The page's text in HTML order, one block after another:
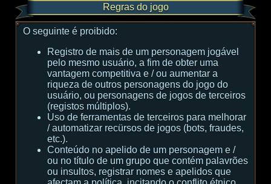
Regras do jogo
O seguinte é proibido:
Registro de mais de um personagem jogável
pelo mesmo usuário, a fim de obter uma
vantagem competitiva e / ou aumentar a
riqueza de outros personagens do jogo do
usuário, ou personagens de jogos de terceiros
(registos múltiplos).
Uso de ferramentas de terceiros para melhorar
/ automatizar recürsos de jogos (bots, fraudes,
etc.).
Conteúdo no apelido de um personagem e /
ou no título de um grupo que contém palavrões
ou insultos, registrar nomes e apelidos que